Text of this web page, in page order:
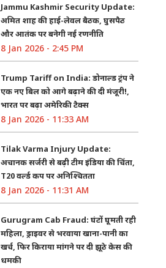
Jammu Kashmir Security Update:
अमित शाह की हाई-लेवल बैठक, घुसपैठ
और आतंक पर बनेगी नई रणनीति
8 Jan 2026 - 2:45 PM
Trump Tariff on India: डोनाल्ड ट्रंप ने
एक नए बिल को आगे बढ़ाने की दी मंजूरी!,
भारत पर बढ़ा अमेरिकी टैक्स
8 Jan 2026 - 11:33 AM
Tilak Varma Injury Update:
अचानक सर्जरी से बढ़ी टीम इंडिया की चिंता,
T20 वर्ल्ड कप पर अनिश्चितता
8 Jan 2026 - 11:31 AM
Gurugram Cab Fraud: घंटों घूमती रही
महिला, ड्राइवर से भरवाया खाना-पानी का
खर्च, फिर किराया मांगने पर दी झूठे केस की
धमकी